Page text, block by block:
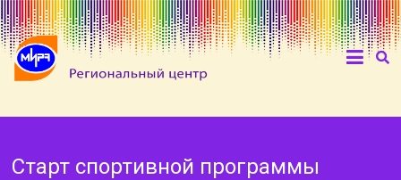
Старт спортивной программы